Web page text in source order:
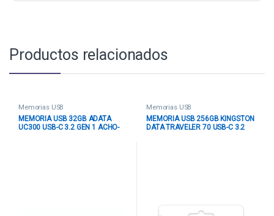
Productos relacionados
Memorias USB
MEMORIA USB 32GB ADATA
UC300 USB-C 3.2 GEN 1 ACHO-
Memorias USB
MEMORIA USB 256GB KINGSTON
DATA TRAVELER 70 USB-C 3.2